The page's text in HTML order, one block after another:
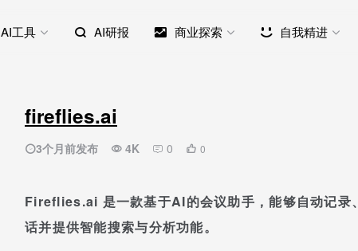
AI工具 AI研报 商业探索 自我精进
fireflies.ai
3个月前发布 4K 0 0
Fireflies.ai 是一款基于AI的会议助手，能够自动记录
话并提供智能搜索与分析功能。